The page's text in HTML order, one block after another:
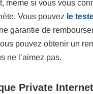
même si vous vous
Vous pouvez le
garantie de
pouvez obtenir un
ne l’aimez pas.
Private